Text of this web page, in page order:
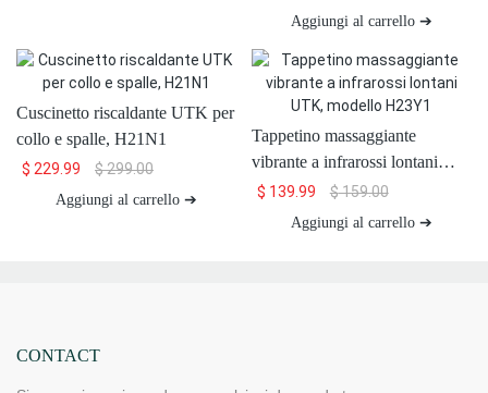
all'anca, H21C1
Aggiungi al carrello ➔
Cuscinetto riscaldante UTK per
collo e spalle, H21N1
$ 229.99 $299.00
Aggiungi al carrello ➔
Tappetino massaggiante
vibrante a infrarossi lontani
UTK, modello H23Y1
$ 139.99 $159.00
Aggiungi al carrello ➔
CONTACT